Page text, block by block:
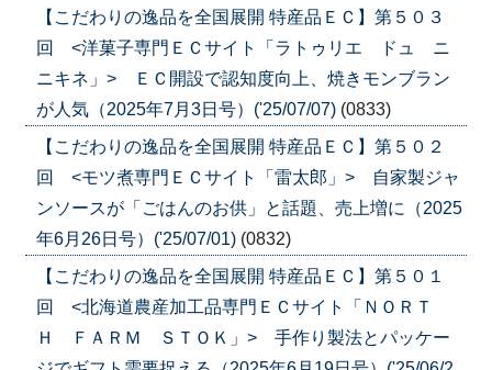
【こだわりの逸品を全国展開 特産品ＥＣ】第５０３
回 <洋菓子専門ＥＣサイト「ラトゥリエ ドュ ニ
ニキネ」> ＥＣ開設で認知度向上、焼きモンブラン
が人気（2025年7月3日号）('25/07/07) (0833)
【こだわりの逸品を全国展開 特産品ＥＣ】第５０２
回 <モツ煮専門ＥＣサイト「雷太郎」> 自家製ジャ
ンソースが「ごはんのお供」と話題、売上増に（2025
年6月26日号）('25/07/01) (0832)
【こだわりの逸品を全国展開 特産品ＥＣ】第５０１
回 <北海道農産加工品専門ＥＣサイト「ＮＯＲＴ
Ｈ ＦＡＲＭ ＳＴＯＫ」> 手作り製法とパッケー